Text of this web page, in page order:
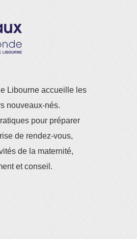
Libourne accueille les
nouveaux-nés.
pour préparer
de rendez-vous,
de la maternité,
et conseil.